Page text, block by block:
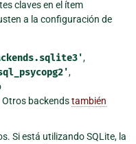
claves en el ítem
a la configuración de
,
,
Otros backendstambién
Si está utilizando SQLite, la